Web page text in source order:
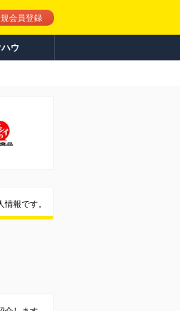
会員登録
ウ
報です。